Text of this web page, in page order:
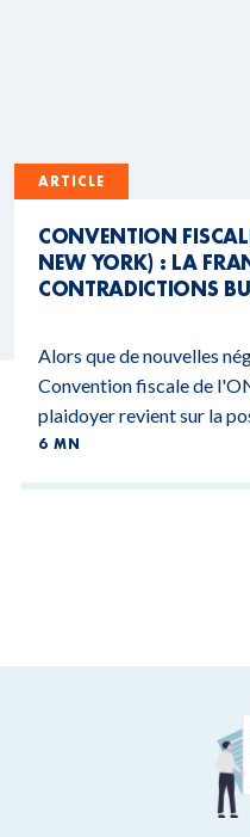
ARTICLE
CONVENTION
NEW YORK) : LA
CONTRADICTIONS
Alors que de nouvelles
Convention fiscale de
plaidoyer revient sur la
6 MN